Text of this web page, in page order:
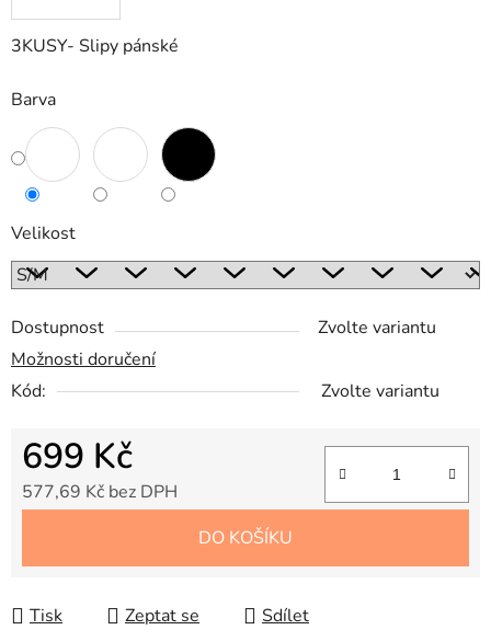
3KUSY- Slipy pánské
Barva
Velikost
Dostupnost
Zvolte variantu
Možnosti doručení
Kód:
Zvolte variantu
699 Kč
577,69 Kč bez DPH
DO KOŠÍKU
Tisk Zeptat se Sdílet